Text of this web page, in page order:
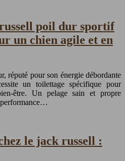
poil dur sportif
un chien agile et en
réputé pour son énergie débordante
un toilettage spécifique pour
être. Un pelage sain et propre
performance…
le jack russell :